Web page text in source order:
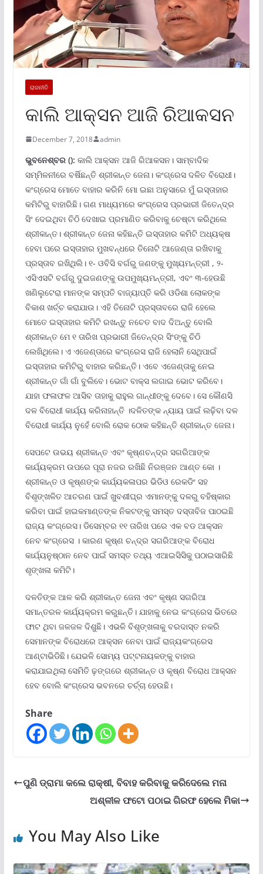
ରାଜନୀତି
କାଲି ଆକ୍ସନ ଆଜି ରିଆକସନ
December 7, 2018 admin
ଭୁବନେଶ୍ବର (): କାଲି ଆକ୍ସନ ଆଜି ରିଆକସନ। ସାମ୍ବାଦିକ
ସମ୍ମିଳନୀରେ ବର୍ଷିଛନ୍ତି ଶ୍ରୀକାନ୍ତ ଜେନା। କଂଗ୍ରେସ ଦଳିତ ବିରୋଧୀ।
କଂଗ୍ରେସ ମୋତେ ବାହାର କରିନି ମୋ ଇଛା ଅନୁସାରେ ମୁଁ ଇସ୍ତାହାର
କମିଟିରୁ ବାହାରିଛି। ଗଣ ମାଧ୍ୟମରେ କଂଗ୍ରେସ ପ୍ରଭାରୀ ଜିତେନ୍ଦ୍ର
ସିଂ ଦେଇଥିବା ଚିଠି ଦେଖାଇ ପ୍ରମାଣିତ କରିବାକୁ ଚେଷ୍ଟା କରିଥିଲେ
ଶ୍ରୀକାନ୍ତ। ଶ୍ରୀକାନ୍ତ ଜେନା କହିଛନ୍ତି ଇସ୍ତାହାର କମିଟି ଅଧ୍ୟକ୍ଷ
ହେବା ପରେ ଇସ୍ତାହାର ମୁଖବନ୍ଧରେ ତିନୋଟି ଆଜେଣ୍ତା ରଖିବାକୁ
ପ୍ରସ୍ତାବ ରଖିଥିଲି। ୧- ଓବିସି ବର୍ଗରୁ ଜଣଙ୍କୁ ମୁଖ୍ୟମନ୍ତ୍ରୀ , ୨-
ଏସିଏସଟି ବର୍ଗରୁ ଦୁଇଜଣଙ୍କୁ ଉପମୁଖ୍ୟମନ୍ତ୍ରୀ, ଏବଂ ୩-ହେଉଛି
ଖଣିଲୁଟେରା ମାନଙ୍କ ସମ୍ପତି ବାଜ୍ୟାପ୍ତି କରି ଓଡିଶା ଲୋକଙ୍କ
ବିକାଶ ଖର୍ଚ୍ଚ କରାଯାଉ। ଏହି ତିନୋଟି ପ୍ରସ୍ତାବରେ ରାଜି ହେଲେ
ମୋତେ ଇସ୍ତାହାର କମିଟି ରଖନ୍ତୁ ନଚେତ ବାଦ ଦିଅନ୍ତୁ ବୋଲି
ଶ୍ରୀକାନ୍ତ ମେ ୧ ତାରିଖ ପ୍ରଭାରୀ ଜିତେନ୍ଦ୍ର ସିଂଙ୍କୁ ଚିଠି
ଲେଖିଥିଲେ। ଏ ଏଜେଣ୍ତାରେ କଂଗ୍ରେସ ରାଜି ହେଲାନି ସେଥିପାଇଁ
ଇସ୍ତାହାର କମିଟିରୁ ବାହାର କରିଛନ୍ତି। ଏବେ ଏଜେଣ୍ତାକୁ ନେଇ
ଶ୍ରୀକାନ୍ତ ଗାଁ ଗାଁ ବୁଲିବେ। ଭୋଟ ବାକ୍ସ ଲଗାଇ ଭୋଟ କରିବେ।
ଯାହା ଫଳାଫଳ ଆସିବ ତାହାକୁ ରାହୁଲ ଗାନ୍ଧୀଙ୍କୁ ଦେବେ। ସେ କୌଣସି
ଦଳ ବିରୋଧୀ କାର୍ଯ୍ୟ କରିନାହାନ୍ତି ।ଦଳିତଙ୍କ ନ୍ୟାୟ ପାଇଁ ଲଢ଼ିବା ଦଳ
ବିରୋଧୀ କାର୍ଯ୍ୟ ନୁହେଁ ବୋଲି ରୋକ ଠୋକ କହିଛନ୍ତି ଶ୍ରୀକାନ୍ତ ଜେନା।
ସେପଟେ ଉଭୟ ଶ୍ରୀକାନ୍ତ ଏବଂ କୃଷ୍ଣଚନ୍ଦ୍ର ସଗରିଆଙ୍କ
କାର୍ଯ୍ୟକ୍ରମ ଉପରେ ପୂରା ନଜର ରଖିଛି ନିରଞ୍ଜନ ଆଣ୍ତ କୋ ।
ଶ୍ରୀକାନ୍ତ ଓ କୃଷ୍ଣଙ୍କ କାର୍ଯ୍ୟକଳାପର ଭିଡିଓ ରେକଡିଂ ସହ
ବିଶୃଙ୍ଖଳିତ ଆଚରଣ ପାଇଁ ଖୁବଶୀଘ୍ର ଏମାନଙ୍କୁ ଦଳରୁ ବହିଷ୍କାର
କରିବା ପାଇଁ ହାଇକମାଣ୍ତଙ୍କ ନିକଟଙ୍କୁ ସମସ୍ତ ଦସ୍ତାବିଜ ପାଠଇଛି
ରାଜ୍ୟ କଂଗ୍ରେସ। ଡିସେମ୍ବର ୧୧ ତାରିଖ ପରେ ଏକ ବଡ ଆକ୍ସନ
ନେବ କଂଗ୍ରେସ । କାରଣ କୃଷ୍ଣ ଚନ୍ଦ୍ର ସଗରିଆଙ୍କ ବିରୋଧ
କାର୍ଯ୍ୟନୁଷ୍ଠାନ ନେବ ପାଇଁ ସମସ୍ତ ତଥ୍ୟ ଏଆଇସିସିକୁ ପଠାଇସାରିଛି
ଶୃଙ୍ଖଳା କମିଟି।
ଦଳତିଙ୍କ ଆଳ କରି ଶ୍ରୀକାନ୍ତ ଜେନା ଏବଂ କୃଷ୍ଣ ସଗରିଆ
ସମାନ୍ତରଳ କାର୍ଯ୍ୟକ୍ରମ କରୁଛନ୍ତି। ଯାହାକୁ ନେଇ କଂଗ୍ରେସ ଭିତରେ
ଫାଟ ଥିବା ଜଳଜଳ ଦିଶୁଛି। ଏଭଳି ବିଶୃଙ୍ଖଳାକୁ ବରଦାସ୍ତ ନକରି
ସେମାନଙ୍କ ବିରୋଧରେ ଆକ୍ସନ ନେବା ପାଇଁ ରାଜ୍ୟକଂଗ୍ରେସ
ଆଣ୍ଟାଭିଡିଛି। ଯେଭଳି ସୋମ୍ୟ ପଟ୍ଟନାୟକଙ୍କୁ ବାହାର
କରାଯାଇଥିଲା ସେମିତି ଢ଼ଙ୍ଗରେ ଶ୍ରୀକାନ୍ତ ଓ କୃଷ୍ଣ ବିରୋଧ ଆକ୍ସନ
ହେବ ବୋଲି କଂଗ୍ରେସ ଭବନରେ ଚର୍ଚ୍ଚା ହେଉଛି।
Share
ପୁଣି ଡ୍ରାମା କଲେ ରାକ୍ଷୀ, ବିବାହ କରିବାକୁ କରିଦେଲେ ମନା
ଅଶ୍ଳୀଳ ଫଟୋ ପଠାଇ ଗିରଫ ହେଲେ ମିକା
You May Also Like